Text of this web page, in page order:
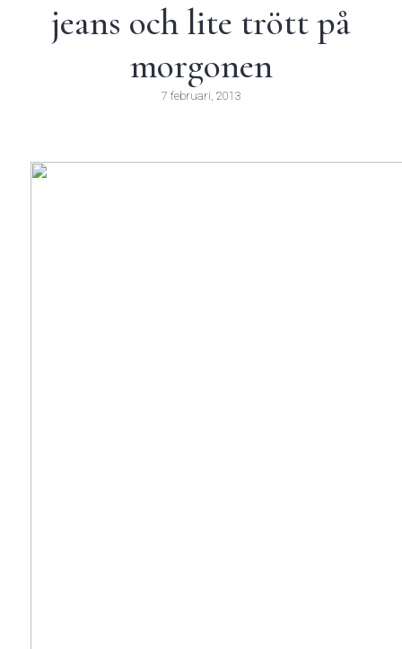
jeans och lite trött på
morgonen
7 februari, 2013